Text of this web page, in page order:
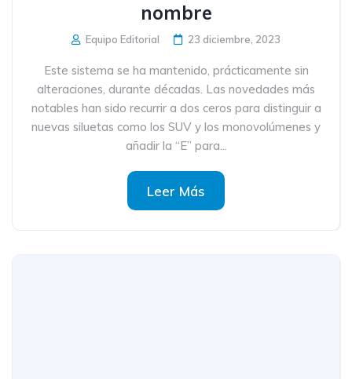
nombre
Equipo Editorial 23 diciembre, 2023
Este sistema se ha mantenido, prácticamente sin
alteraciones, durante décadas. Las novedades más
notables han sido recurrir a dos ceros para distinguir a
nuevas siluetas como los SUV y los monovolúmenes y
añadir la “E” para...
Leer Más